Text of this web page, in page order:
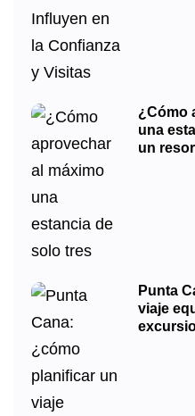
¿Cómo
una
un
Punta
viaje